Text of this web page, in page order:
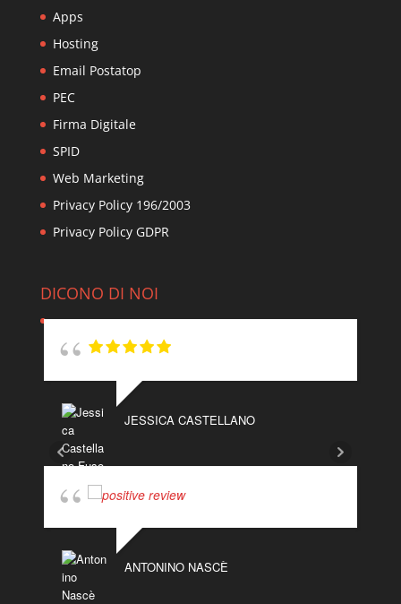
Apps
Hosting
Email Postatop
PEC
Firma Digitale
SPID
Web Marketing
Privacy Policy 196/2003
Privacy Policy GDPR
DICONO DI NOI
JESSICA CASTELLANO
ANTONINO NASCÈ